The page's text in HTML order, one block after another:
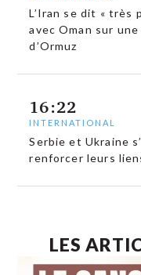
L’Iran se dit « très
avec Oman sur
d’Ormuz
16:22
INTERNATIONAL
Serbie et Ukraine
renforcer leurs
LES